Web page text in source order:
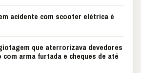
acidente com scooter elétrica é
que aterrorizava devedores
com arma furtada e cheques de até